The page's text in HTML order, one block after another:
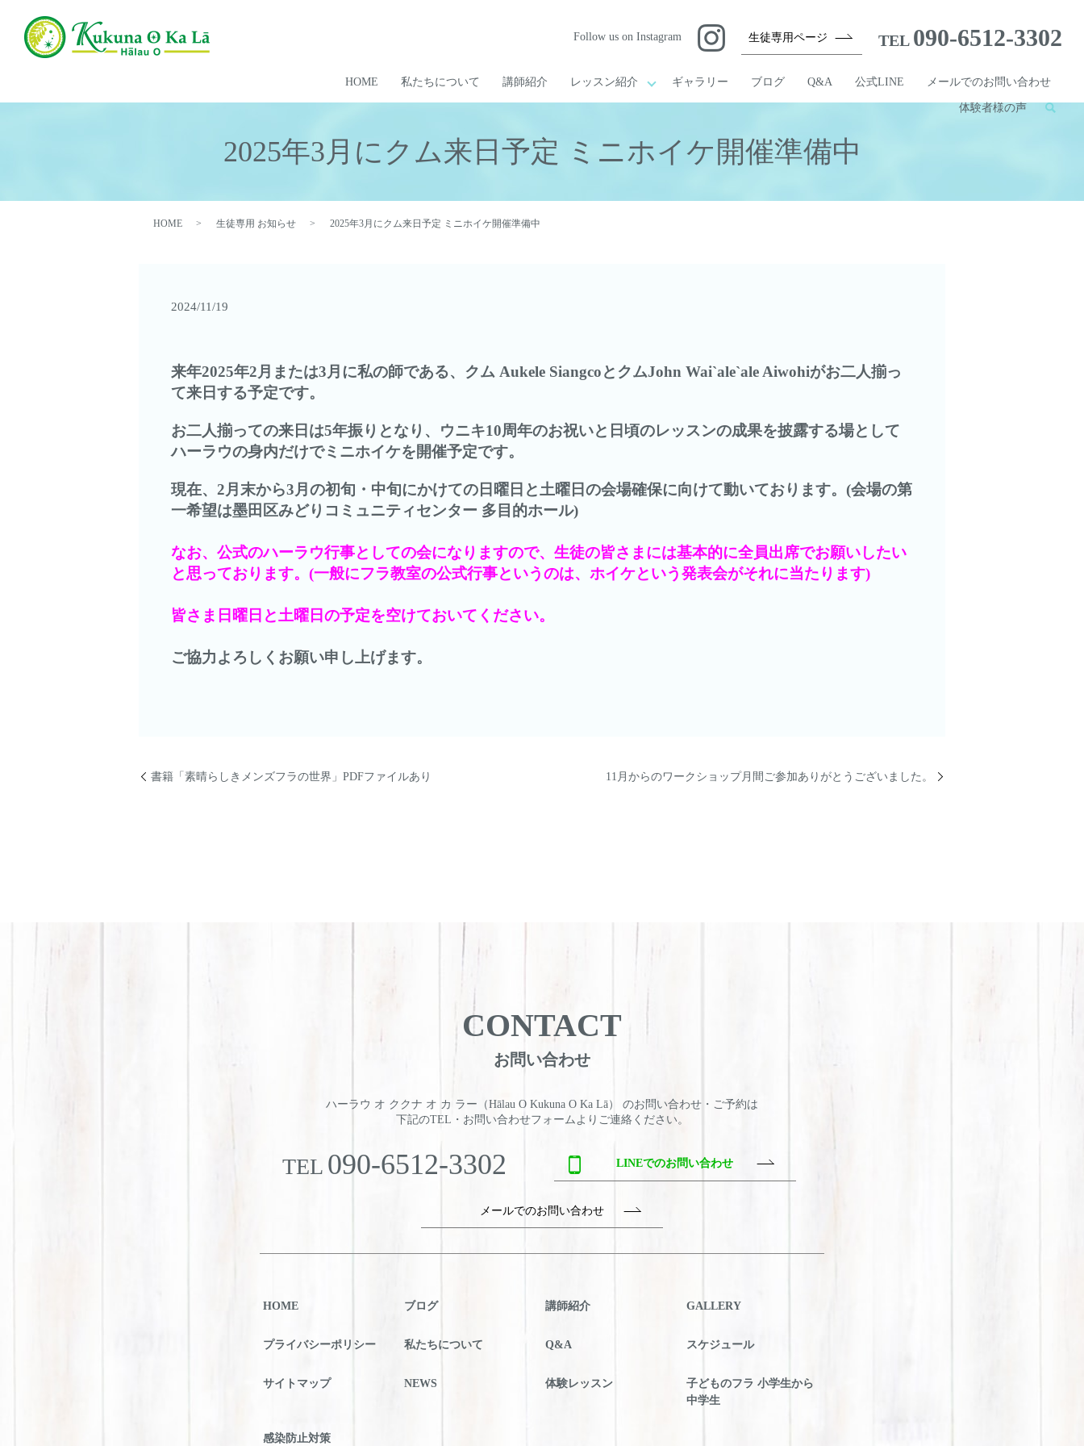
HOME 私たちについて 講師紹介 レッスン紹介 ギャラリー ブログ Q&A 公式LINE メールでのお問い合わせ
体験者様の声
Follow us on Instagram 生徒専用ページ TEL 090-6512-3302
2025年3月にクム来日予定 ミニホイケ開催準備中
HOME 生徒専用 お知らせ 2025年3月にクム来日予定 ミニホイケ開催準備中
2024/11/19
来年2025年2月または3月に私の師である、 クム Aukele SiangcoとクムJohn Wai`ale`ale Aiwohiがお二人揃っ
て来日する予定です。
お二人揃っての来日は5年振りとなり、ウニキ10周年のお祝いと日頃のレッスンの成果を披露する場として
ハーラウの身内だけでミニホイケを開催予定です。
現在、2月末から3月の初旬・中旬にかけての日曜日と土曜日の会場確保に向けて動いております。(会場の第
一希望は墨田区みどりコミュニティセンター 多目的ホール)
なお、公式のハーラウ行事としての会になりますので、生徒の皆さまには基本的に全員出席でお願いしたい
と思っております。(一般にフラ教室の公式行事というのは、ホイケという発表会がそれに当たります)
皆さま日曜日と土曜日の予定を空けておいてください。
ご協力よろしくお願い申し上げます。
書籍「素晴らしきメンズフラの世界」PDFファイルあり 11月からのワークショップ月間ご参加ありがとうございました。
CONTACT
お問い合わせ
ハーラウ オ ククナ オ カ ラー（Hālau O Kukuna O Ka Lā） のお問い合わせ・ご予約は
下記のTEL・お問い合わせフォームよりご連絡ください。
TEL 090-6512-3302 LINEでのお問い合わせ
メールでのお問い合わせ
HOME ブログ 講師紹介 GALLERY
プライバシーポリシー 私たちについて Q&A スケジュール
サイトマップ NEWS 体験レッスン
子どものフラ 小学生から
中学生
感染防止対策